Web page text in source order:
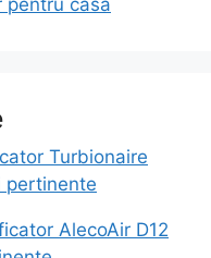
pentru casa
Turbionaire
pertinente
AlecoAir D12